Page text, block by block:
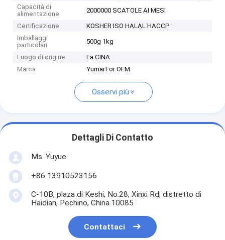
Capacità di
alimentazione
2000000 SCATOLE AI MESI
Certificazione
KOSHER ISO HALAL HACCP
Imballaggi
particolari
500g 1kg
Luogo di origine
La CINA
Marca
Yumart or OEM
Osservi più
Dettagli Di Contatto
Ms. Yuyue
+86 13910523156
C-10B, plaza di Keshi, No.28, Xinxi Rd, distretto di
Haidian, Pechino, China.10085
Contattaci